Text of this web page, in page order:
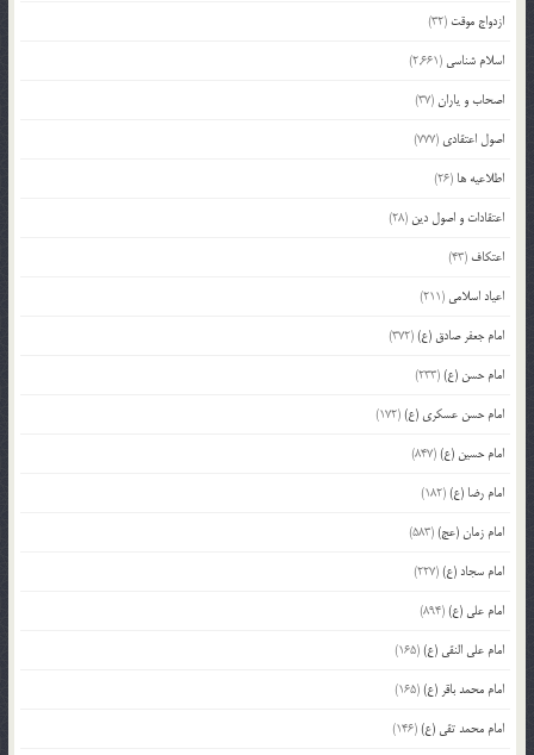
ازدواج موقت (32)
اسلام شناسی (2,661)
اصحاب و یاران(37)
اصول اعتقادی (777)
اطلاعیه ها (26)
اعتقادات و اصول دین (28)
اعتکاف (43)
اعیاد اسلامی (211)
امام جعفر صادق (ع)(372)
امام حسن (ع)(233)
امام حسن عسکری (ع)(172)
امام حسین (ع)(847)
امام رضا (ع)(182)
امام زمان (عج)(583)
امام سجاد (ع)(227)
امام علی (ع)(894)
امام علی النقی (ع)(165)
امام محمد باقر (ع)(165)
امام محمد تقی (ع)(146)